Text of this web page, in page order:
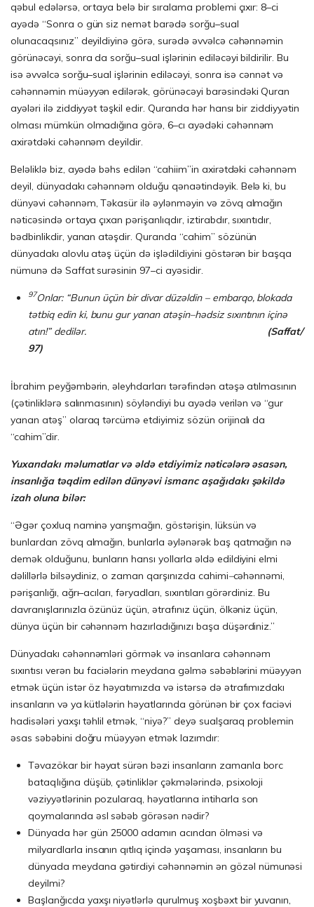
qəbul edələrsə, ortaya belə bir sıralama problemi çıxır: 8–ci
ayədə “Sonra o gün siz nemət barədə sorğu–sual
olunacaqsınız” deyildiyinə görə, surədə əvvəlcə cəhənnəmin
görünəcəyi, sonra da sorğu–sual işlərinin ediləcəyi bildirilir. Bu
isə əvvəlcə sorğu–sual işlərinin ediləcəyi, sonra isə cənnət və
cəhənnəmin müəyyən edilərək, görünəcəyi barəsindəki Quran
ayələri ilə ziddiyyət təşkil edir. Quranda hər hansı bir ziddiyyətin
olması mümkün olmadığına görə, 6–cı ayədəki cəhənnəm
axirətdəki cəhənnəm deyildir.
Beləliklə biz, ayədə bəhs edilən “cahiim”in axirətdəki cəhənnəm
deyil, dünyadakı cəhənnəm olduğu qənaətindəyik. Belə ki, bu
dünyəvi cəhənnəm, Təkasür ilə əylənməyin və zövq almağın
nəticəsində ortaya çıxan pərişanlıqdır, iztirabdır, sıxıntıdır,
bədbinlikdir, yanan atəşdir. Quranda “cahim” sözünün
dünyadakı alovlu atəş üçün də işlədildiyini göstərən bir başqa
nümunə də Saffat surəsinin 97–ci ayəsidir.
97Onlar: “Bunun üçün bir divar düzəldin – embarqo, blokada
tətbiq edin ki, bunu gur yanan atəşin–hədsiz sıxıntının içinə
atın!” dedilər.(Saffat/
97)
İbrahim peyğəmbərin, əleyhdarları tərəfindən atəşə atılmasının
(çətinliklərə salınmasının) söyləndiyi bu ayədə verilən və “gur
yanan atəş” olaraq tərcümə etdiyimiz sözün orijinalı da
“cahim”dir.
Yuxarıdakı məlumatlar və əldə etdiyimiz nəticələrə əsasən,
insanlığa təqdim edilən dünyəvi ismarıc aşağıdakı şəkildə
izah oluna bilər:
“Əgər çoxluq naminə yarışmağın, göstərişin, lüksün və
bunlardan zövq almağın, bunlarla əylənərək baş qatmağın nə
demək olduğunu, bunların hansı yollarla əldə edildiyini elmi
dəlillərlə bilsəydiniz, o zaman qarşınızda cahimi–cəhənnəmi,
pərişanlığı, ağrı–acıları, fəryadları, sıxıntıları görərdiniz. Bu
davranışlarınızla özünüz üçün, ətrafınız üçün, ölkəniz üçün,
dünya üçün bir cəhənnəm hazırladığınızı başa düşərdiniz.”
Dünyadakı cəhənnəmləri görmək və insanlara cəhənnəm
sıxıntısı verən bu faciələrin meydana gəlmə səbəblərini müəyyən
etmək üçün istər öz həyatımızda və istərsə də ətrafımızdakı
insanların və ya kütlələrin həyatlarında görünən bir çox faciəvi
hadisələri yaxşı təhlil etmək, “niyə?” deyə sualşaraq problemin
əsas səbəbini doğru müəyyən etmək lazımdır:
Təvazökar bir həyat sürən bəzi insanların zamanla borc
bataqlığına düşüb, çətinliklər çəkmələrində, psixoloji
vəziyyətlərinin pozularaq, həyatlarına intiharla son
qoymalarında əsl səbəb görəsən nədir?
Dünyada hər gün 25000 adamın acından ölməsi və
milyardlarla insanın qıtlıq içində yaşaması, insanların bu
dünyada meydana gətirdiyi cəhənnəmin ən gözəl nümunəsi
deyilmi?
Başlanğıcda yaxşı niyətlərlə qurulmuş xoşbəxt bir yuvanın,